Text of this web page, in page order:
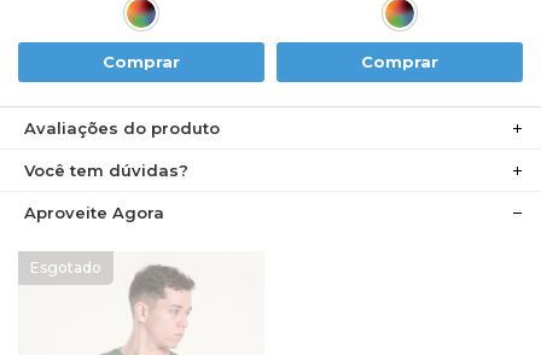
Comprar Comprar
Avaliações do produto
Você tem dúvidas?
Aproveite Agora